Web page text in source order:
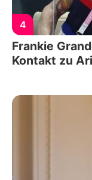
4
Frankie
Kontakt zu